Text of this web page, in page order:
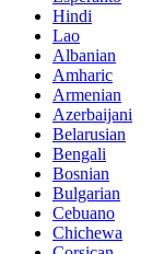
Hindi
Lao
Albanian
Amharic
Armenian
Azerbaijani
Belarusian
Bengali
Bosnian
Bulgarian
Cebuano
Chichewa